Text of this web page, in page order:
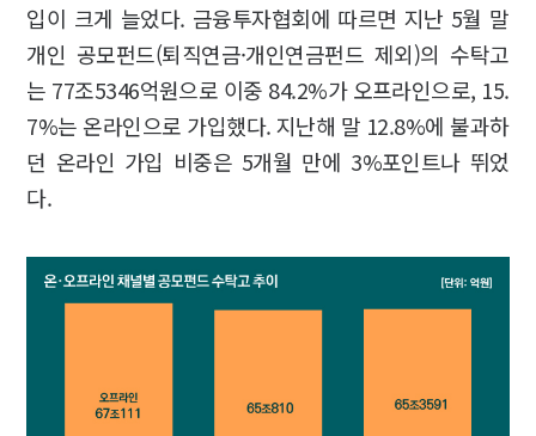
입이 크게 늘었다. 금융투자협회에 따르면 지난 5월 말
개인 공모펀드(퇴직연금·개인연금펀드 제외)의 수탁고
는 77조5346억원으로 이중 84.2%가 오프라인으로, 15.
7%는 온라인으로 가입했다. 지난해 말 12.8%에 불과하
던 온라인 가입 비중은 5개월 만에 3%포인트나 뛰었
다.